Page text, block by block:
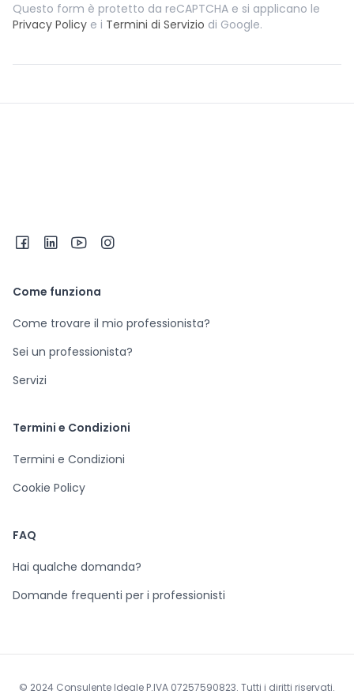
Questo form è protetto da reCAPTCHA e si applicano le
Privacy Policy e i Termini di Servizio di Google.
Come funziona
Come trovare il mio professionista?
Sei un professionista?
Servizi
Termini e Condizioni
Termini e Condizioni
Cookie Policy
FAQ
Hai qualche domanda?
Domande frequenti per i professionisti
© 2024 Consulente Ideale P.IVA 07257590823. Tutti i diritti riservati.